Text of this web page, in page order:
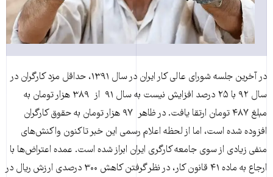
در آخرین جلسه شورای عالی کار ایران در سال ۱۳۹۱، حداقل مزد کارگران در
سال ۹۲ با ۲۵ درصد افزایش نیست به سال ۹۱ از ۳۸۹ هزار تومان به
مبلغ ۴۸۷ تومان ارتقا یافت. در ظاهر ۹۷ هزار تومان به حقوق کارگران
افزوده شده است، اما از لحظه اعلام رسمی این خبر تاکنون واکنش‌های
منفی زیادی از سوی جامعه کارگری ایران ابراز شده است. عمده اعتراض‌ها با
ارجاع به ماده ۴۱ قانون کار، در نظر گرفتن کاهش ۳۰۰ درصدی ارزش ریال در